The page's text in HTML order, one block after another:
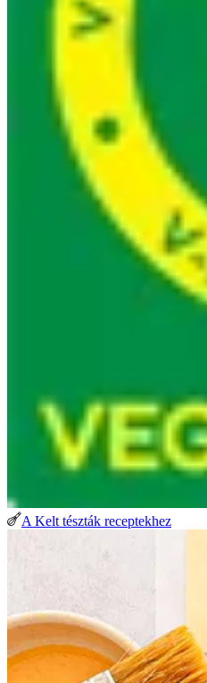
A Kelt tészták receptekhez